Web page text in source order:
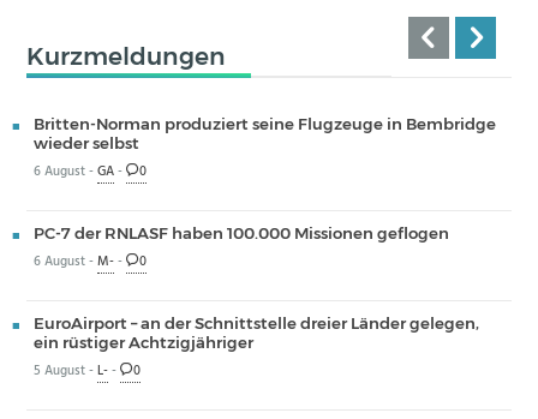
Kurzmeldungen
Britten-Norman produziert seine Flugzeuge in Bembridge
wieder selbst
6 August -GA- 0
PC-7 der RNLASF haben 100.000 Missionen geflogen
6 August -M-- 0
EuroAirport – an der Schnittstelle dreier Länder gelegen,
ein rüstiger Achtzigjähriger
5 August -L-- 0